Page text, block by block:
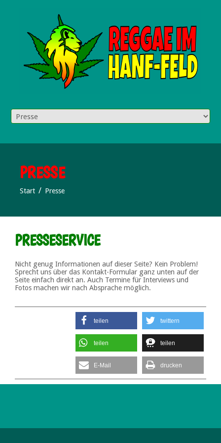
PRESSE
Start Presse
PRESSESERVICE
Nicht genug Informationen auf dieser Seite? Kein Problem!
Sprecht uns über das Kontakt-Formular ganz unten auf der
Seite einfach direkt an. Auch Termine für Interviews und
Fotos machen wir nach Absprache möglich.
teilen twittern
teilen teilen
E-Mail drucken